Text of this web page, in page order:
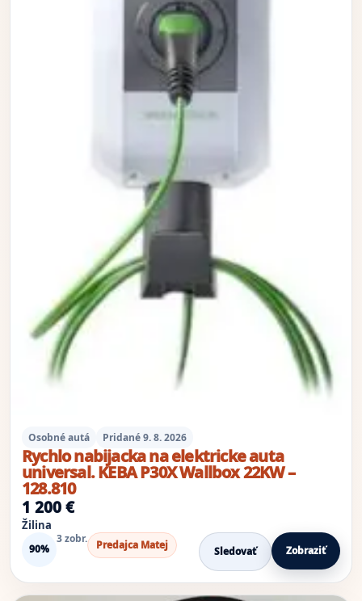
Osobné autá Pridané 9. 8. 2026
Rychlo nabijacka na elektricke auta
universal. KEBA P30X Wallbox 22KW –
128.810
1 200 €
Žilina
90%
3 zobr. Predajca Matej Sledovať Zobraziť